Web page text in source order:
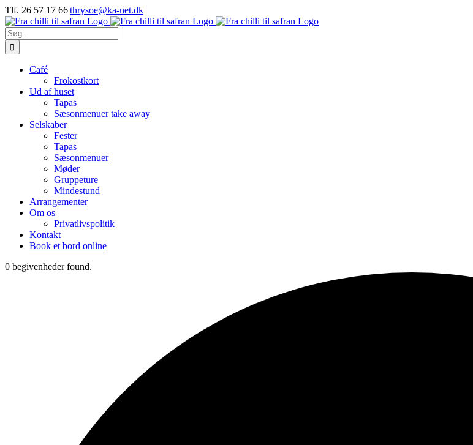
Skip
to
content
Tlf. 26 57 17 66|thrysoe@ka-net.dk
Facebook
Instagram
Søg
efter:
Café
Frokostkort
Ud af huset
Tapas
Sæsonmenuer take away
Selskaber
Fester
Tapas
Sæsonmenuer
Møder
Gruppeture
Mindestund
Arrangementer
Om os
Privatlivspolitik
Kontakt
Book et bord online
0 begivenheder found.